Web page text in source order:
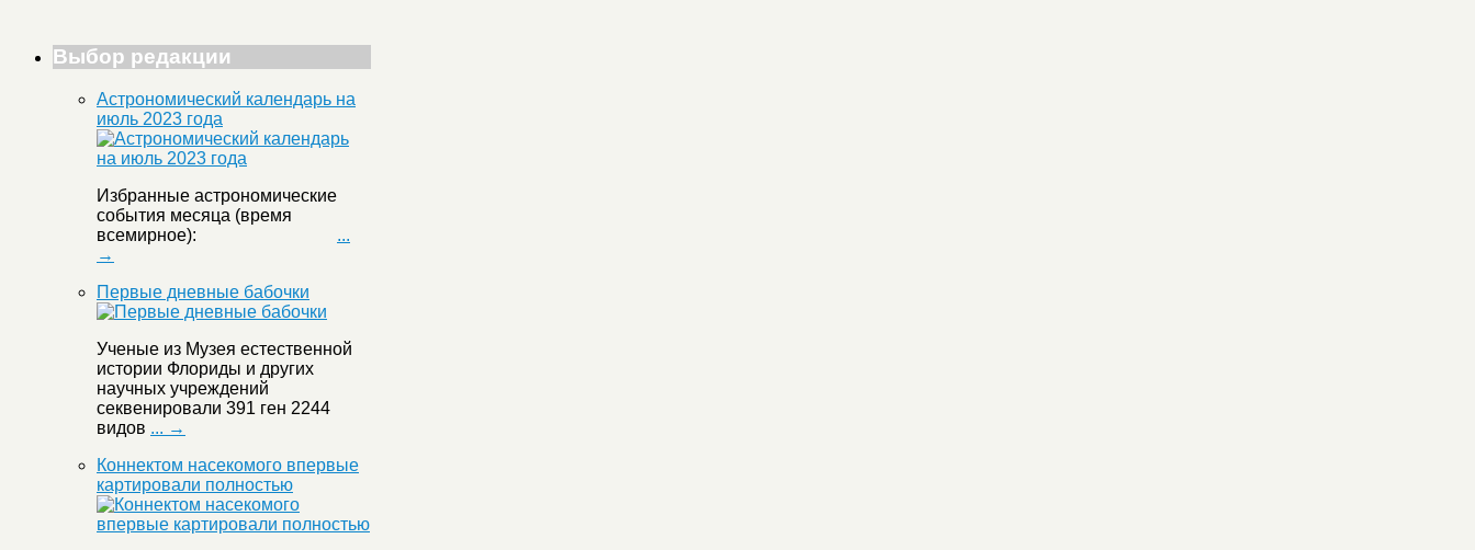
Выбор редакции
Астрономический календарь на
июль 2023 года
Избранные астрономические
события месяца (время
всемирное): ...
→
Первые дневные бабочки
Ученые из Музея естественной
истории Флориды и других
научных учреждений
секвенировали 391 ген 2244
видов ... →
Коннектом насекомого впервые
картировали полностью